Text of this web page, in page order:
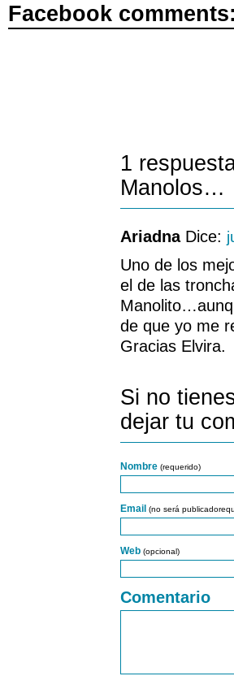
Facebook comments:
1
Manolos…
AriadnaDice:
Uno de los
el de las
de que yo me
Gracias Elvira.
Si no
dejar tu
Nombre (requerido)
Email (no será
Web (opcional)
Comentario